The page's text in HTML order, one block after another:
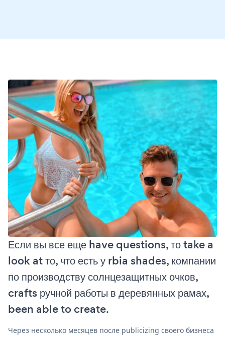
Если вы все еще have questions, то take a
look at то, что есть у rbia shades, компании
по производству солнцезащитных очков,
crafts ручной работы в деревянных рамах,
been able to create.
Через несколько месяцев после publicizing своего бизнеса